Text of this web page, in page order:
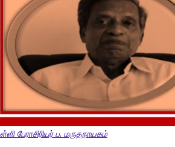
பேராசிரியர் ப. மருதநாயகம்